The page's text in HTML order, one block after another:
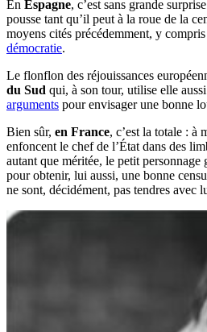
En Espagne, c’est sans grande surprise
pousse tant qu’il peut à la roue de la
moyens cités précédemment, y
démocratie.
Le flonflon des réjouissances
du Sud qui, à son tour, utilise elle aussi
arguments pour envisager une bonne
Bien sûr, en France, c’est la totale : à
enfoncent le chef de l’État dans des
autant que méritée, le petit
pour obtenir, lui aussi, une bonne
ne sont, décidément, pas tendres avec